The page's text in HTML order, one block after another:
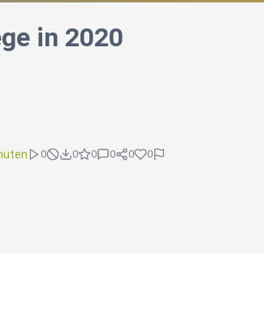
in 2020
0 0 0 0 0 0